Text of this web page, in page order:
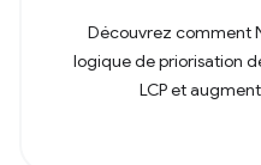
Découvrez comment
logique de priorisation
LCP et